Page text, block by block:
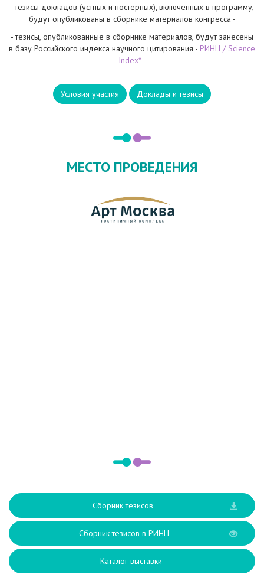
- тезисы докладов (устных и постерных), включенных в программу,
будут опубликованы в сборнике материалов конгресса -
- тезисы, опубликованные в сборнике материалов, будут занесены
в базу Российского индекса научного цитирования - РИНЦ / Science
Index*-
Условия участия Доклады и тезисы
МЕСТО ПРОВЕДЕНИЯ
Сборник тезисов
Сборник тезисов в РИНЦ
Каталог выставки